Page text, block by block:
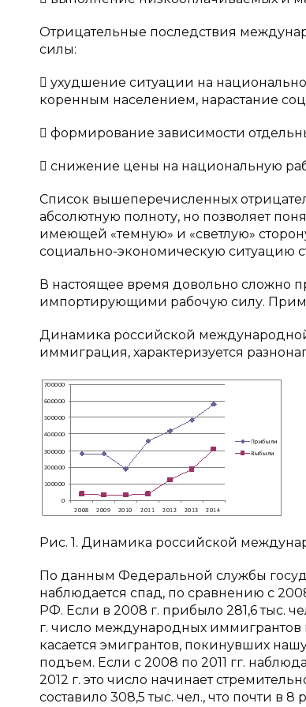
Отрицательные последствия
силы:
 ухудшение ситуации на
коренным населением, нарастание
 формирование зависимости
 снижение цены на национальную
Список вышеперечисленных
абсолютную полноту, но позволяет
имеющей «темную» и «светлую»
социально-экономическую ситуацию
В настоящее время довольно сложно
импортирующими рабочую силу.
Динамика российской
иммиграция, характеризуется
Рис. 1. Динамика российской
По данным Федеральной службы
наблюдается спад, по сравнению с
РФ. Если в 2008 г. прибыло 281,6 тыс.
г. число международных иммигрантов в
касается эмигрантов, покинувших
подъем. Если с 2008 по 2011 гг.
2012 г. это число начинает
составило 308,5 тыс. чел., что почти в 8